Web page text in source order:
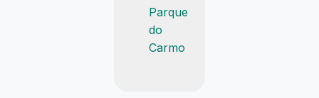
Parque
do
Carmo